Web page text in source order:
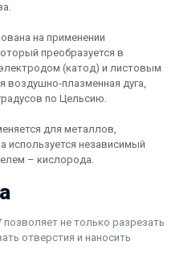
на применении
преобразуется в
(катод) и листовым
воздушно-плазменная дуга,
по Цельсию.
для металлов,
используется независимый
– кислорода.
не только разрезать
отверстия и наносить